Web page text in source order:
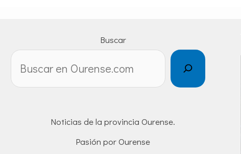
Buscar
Noticias de la provincia Ourense.
Pasión por Ourense